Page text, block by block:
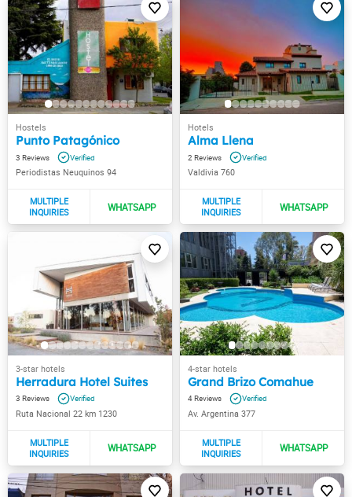
Punto Patagónico
3
Periodistas Neuquinos 94
Alma Llena
2
Valdivia 760
Herradura Hotel Suites
3
Ruta Nacional 22 km 1230
Grand Brizo Comahue
4
Av. Argentina 377